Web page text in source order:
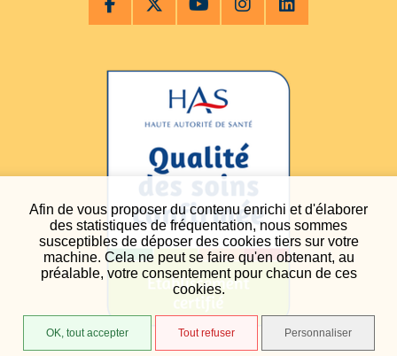
Afin de vous proposer du contenu enrichi et d'élaborer
des statistiques de fréquentation, nous sommes
susceptibles de déposer des cookies tiers sur votre
machine. Cela ne peut se faire qu'en obtenant, au
préalable, votre consentement pour chacun de ces
cookies.
OK, tout accepter Tout refuser Personnaliser